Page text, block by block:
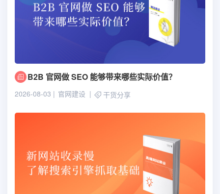
B2B 官网做 SEO 能够带来哪些实际价值？
2026-08-03 官网建设 干货分享